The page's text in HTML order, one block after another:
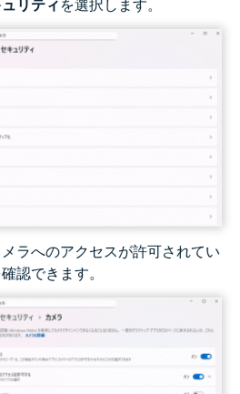
リティ を選択します。
ラへのアクセスが許可されてい
認できます。